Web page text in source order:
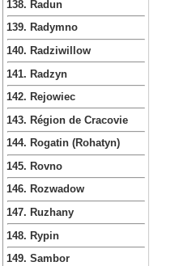
138. Radun
139. Radymno
140. Radziwillow
141. Radzyn
142. Rejowiec
143. Région de Cracovie
144. Rogatin (Rohatyn)
145. Rovno
146. Rozwadow
147. Ruzhany
148. Rypin
149. Sambor